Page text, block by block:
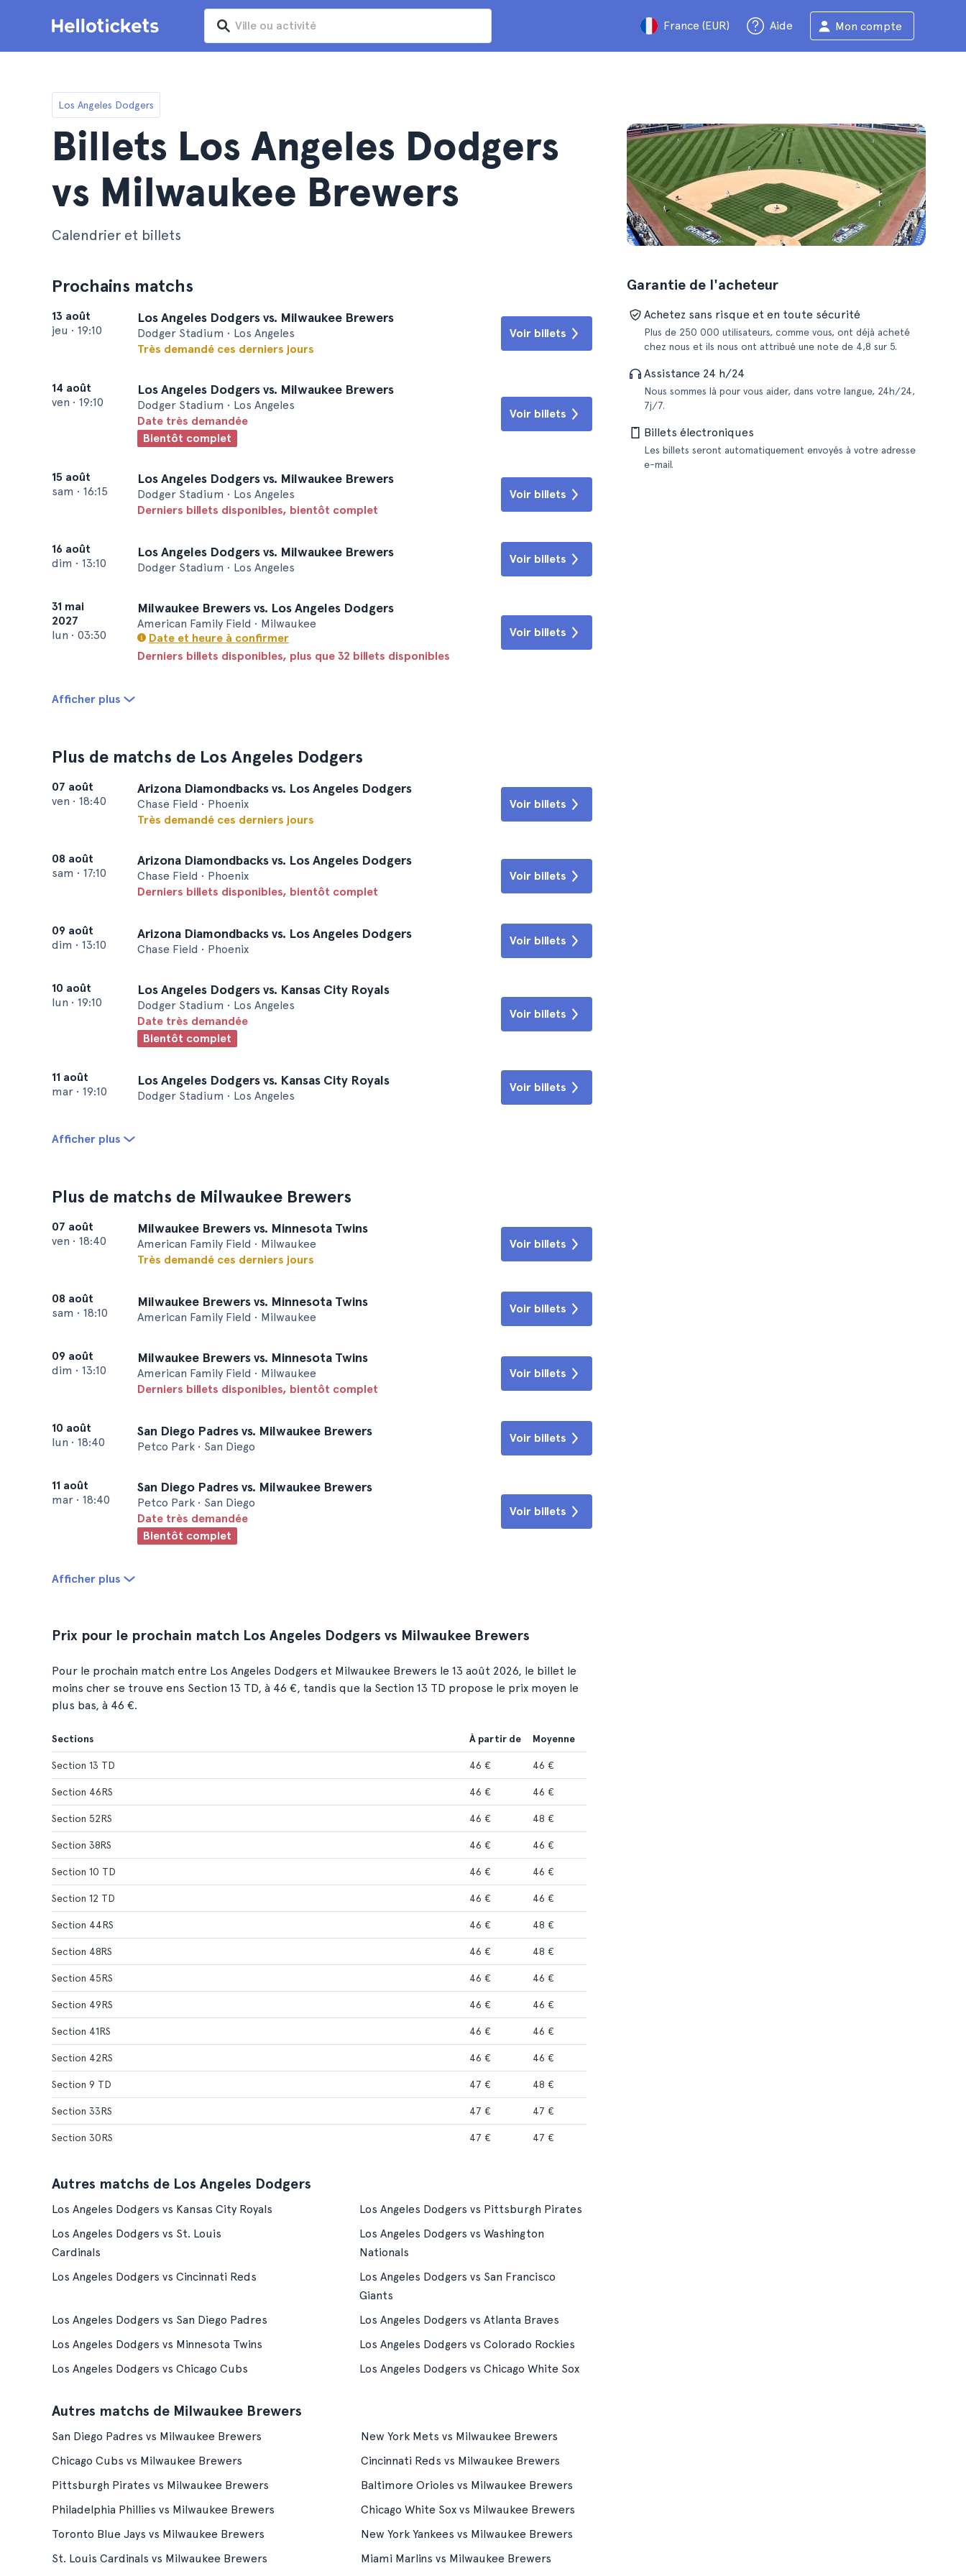
France (EUR) Aide Mon compte
Los Angeles Dodgers
Billets Los Angeles Dodgers
vs Milwaukee Brewers
Calendrier et billets
Prochains matchs
13 août
jeu • 19:10
Los Angeles Dodgers vs. Milwaukee Brewers
Dodger Stadium • Los Angeles
Très demandé ces derniers jours
Voir billets
14 août
ven • 19:10
Los Angeles Dodgers vs. Milwaukee Brewers
Dodger Stadium • Los Angeles
Date très demandée
Bientôt complet
Voir billets
15 août
sam • 16:15
Los Angeles Dodgers vs. Milwaukee Brewers
Dodger Stadium • Los Angeles
Derniers billets disponibles, bientôt complet
Voir billets
16 août
dim • 13:10
Los Angeles Dodgers vs. Milwaukee Brewers
Dodger Stadium • Los Angeles
Voir billets
31 mai
2027
lun • 03:30
Milwaukee Brewers vs. Los Angeles Dodgers
American Family Field • Milwaukee
Date et heure à confirmer
Derniers billets disponibles, plus que 32 billets disponibles
Voir billets
Afficher plus
Plus de matchs de Los Angeles Dodgers
07 août
ven • 18:40
Arizona Diamondbacks vs. Los Angeles Dodgers
Chase Field • Phoenix
Très demandé ces derniers jours
Voir billets
08 août
sam • 17:10
Arizona Diamondbacks vs. Los Angeles Dodgers
Chase Field • Phoenix
Derniers billets disponibles, bientôt complet
Voir billets
09 août
dim • 13:10
Arizona Diamondbacks vs. Los Angeles Dodgers
Chase Field • Phoenix
Voir billets
10 août
lun • 19:10
Los Angeles Dodgers vs. Kansas City Royals
Dodger Stadium • Los Angeles
Date très demandée
Bientôt complet
Voir billets
11 août
mar • 19:10
Los Angeles Dodgers vs. Kansas City Royals
Dodger Stadium • Los Angeles
Voir billets
Afficher plus
Plus de matchs de Milwaukee Brewers
07 août
ven • 18:40
Milwaukee Brewers vs. Minnesota Twins
American Family Field • Milwaukee
Très demandé ces derniers jours
Voir billets
08 août
sam • 18:10
Milwaukee Brewers vs. Minnesota Twins
American Family Field • Milwaukee
Voir billets
09 août
dim • 13:10
Milwaukee Brewers vs. Minnesota Twins
American Family Field • Milwaukee
Derniers billets disponibles, bientôt complet
Voir billets
10 août
lun • 18:40
San Diego Padres vs. Milwaukee Brewers
Petco Park • San Diego
Voir billets
11 août
mar • 18:40
San Diego Padres vs. Milwaukee Brewers
Petco Park • San Diego
Date très demandée
Bientôt complet
Voir billets
Afficher plus
Garantie de l'acheteur
Achetez sans risque et en toute sécurité
Plus de 250 000 utilisateurs, comme vous, ont déjà acheté
chez nous et ils nous ont attribué une note de 4,8 sur 5.
Assistance 24 h/24
Nous sommes là pour vous aider, dans votre langue, 24h/24,
7j/7.
Billets électroniques
Les billets seront automatiquement envoyés à votre adresse
e-mail.
Prix pour le prochain match Los Angeles Dodgers vs Milwaukee Brewers
Pour le prochain match entre Los Angeles Dodgers et Milwaukee Brewers le 13 août 2026, le billet le
moins cher se trouve ens Section 13 TD, à 46 €, tandis que la Section 13 TD propose le prix moyen le
plus bas, à 46 €.
Sections À partir de Moyenne
Section 13 TD 46 € 46 €
Section 46RS 46 € 46 €
Section 52RS 46 € 48 €
Section 38RS 46 € 46 €
Section 10 TD 46 € 46 €
Section 12 TD 46 € 46 €
Section 44RS 46 € 48 €
Section 48RS 46 € 48 €
Section 45RS 46 € 46 €
Section 49RS 46 € 46 €
Section 41RS 46 € 46 €
Section 42RS 46 € 46 €
Section 9 TD 47 € 48 €
Section 33RS 47 € 47 €
Section 30RS 47 € 47 €
Autres matchs de Los Angeles Dodgers
Los Angeles Dodgers vs Kansas City Royals
Los Angeles Dodgers vs Pittsburgh Pirates
Los Angeles Dodgers vs St. Louis
Cardinals
Los Angeles Dodgers vs Washington
Nationals
Los Angeles Dodgers vs Cincinnati Reds
Los Angeles Dodgers vs San Francisco
Giants
Los Angeles Dodgers vs San Diego Padres
Los Angeles Dodgers vs Atlanta Braves
Los Angeles Dodgers vs Minnesota Twins
Los Angeles Dodgers vs Colorado Rockies
Los Angeles Dodgers vs Chicago Cubs
Los Angeles Dodgers vs Chicago White Sox
Autres matchs de Milwaukee Brewers
San Diego Padres vs Milwaukee Brewers
New York Mets vs Milwaukee Brewers
Chicago Cubs vs Milwaukee Brewers
Cincinnati Reds vs Milwaukee Brewers
Pittsburgh Pirates vs Milwaukee Brewers
Baltimore Orioles vs Milwaukee Brewers
Philadelphia Phillies vs Milwaukee Brewers
Chicago White Sox vs Milwaukee Brewers
Toronto Blue Jays vs Milwaukee Brewers
New York Yankees vs Milwaukee Brewers
St. Louis Cardinals vs Milwaukee Brewers
Miami Marlins vs Milwaukee Brewers